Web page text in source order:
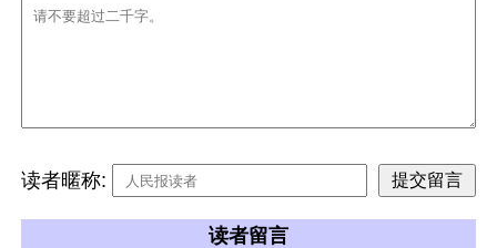
读者暱称:
读者留言